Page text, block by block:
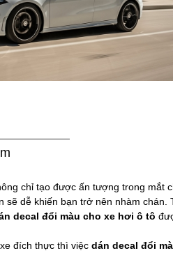
chỉ tạo được ấn tượng trong mắt
sẽ dễ khiến bạn trở nên nhàm
decal đổi màu cho xe hơi ô tô
đích thực thì việcdán decal đổi